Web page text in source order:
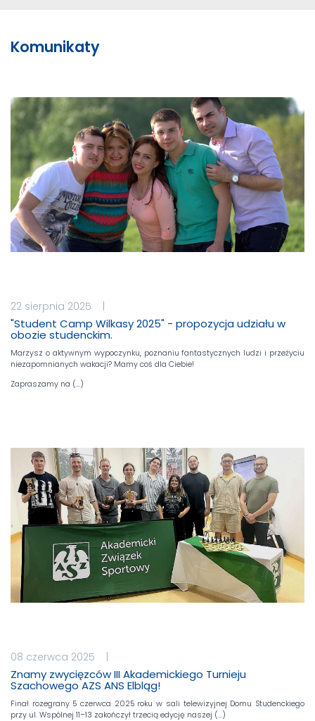
Komunikaty
22 sierpnia 2025 |
"Student Camp Wilkasy 2025" - propozycja udziału w
obozie studenckim.
Marzysz o aktywnym wypoczynku, poznaniu fantastycznych ludzi i przeżyciu
niezapomnianych wakacji? Mamy coś dla Ciebie!
Zapraszamy na (…)
08 czerwca 2025 |
Znamy zwycięzców III Akademickiego Turnieju
Szachowego AZS ANS Elbląg!
Finał rozegrany 5 czerwca 2025 roku w sali telewizyjnej Domu Studenckiego
przy ul. Wspólnej 11–13 zakończył trzecią edycję naszej (…)